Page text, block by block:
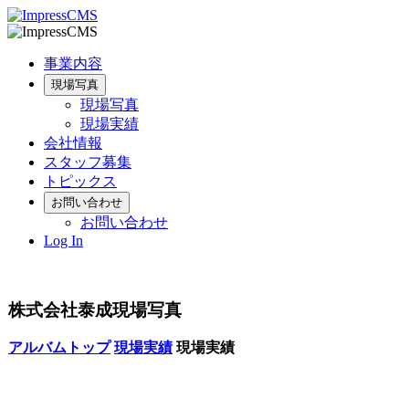
事業内容
現場写真
現場写真
現場実績
会社情報
スタッフ募集
トピックス
お問い合わせ
お問い合わせ
Log In
株式会社泰成現場写真
アルバムトップ 現場実績 現場実績